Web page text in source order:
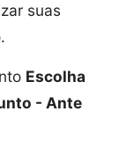
suas
Escolha
- Ante